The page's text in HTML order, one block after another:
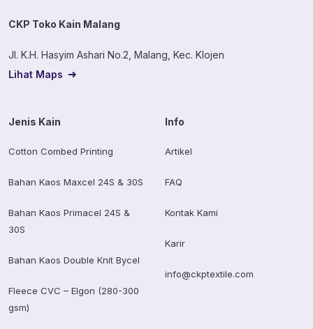
CKP Toko Kain Malang
Jl. K.H. Hasyim Ashari No.2, Malang, Kec. Klojen
Lihat Maps
Jenis Kain
Cotton Combed Printing
Bahan Kaos Maxcel 24S & 30S
Bahan Kaos Primacel 24S &
30S
Bahan Kaos Double Knit Bycel
Fleece CVC – Elgon (280-300
gsm)
Info
Artikel
FAQ
Kontak Kami
Karir
info@ckptextile.com